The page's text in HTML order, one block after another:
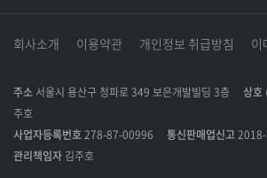
회사소개 이용약관 개인정보 취급방침 이
주소 서울시 용산구 청파로 349 보은개발빌딩 3층 상호
주호
사업자등록번호278-87-00996 통신판매업신고
관리책임자 김주호